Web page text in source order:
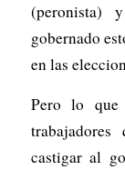
(peronista)
gobernado
en las
Pero lo
castigar al